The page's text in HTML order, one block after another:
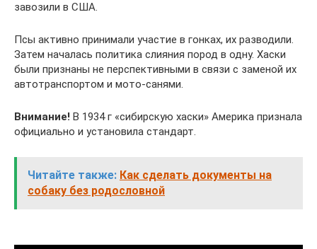
завозили в США.
Псы активно принимали участие в гонках, их разводили.
Затем началась политика слияния пород в одну. Хаски
были признаны не перспективными в связи с заменой их
автотранспортом и мото-санями.
Внимание! В 1934 г «сибирскую хаски» Америка признала
официально и установила стандарт.
Читайте также: Как сделать документы на
собаку без родословной